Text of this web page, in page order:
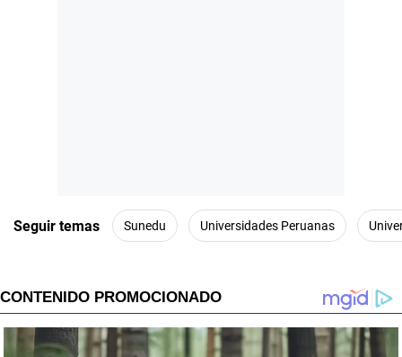
Seguir temas Sunedu Universidades Peruanas